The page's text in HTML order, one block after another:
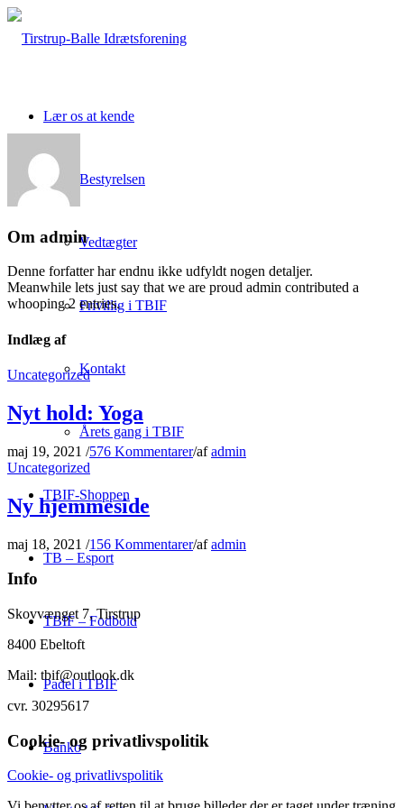
Lær os at kende
Bestyrelsen
Vedtægter
Frivillig i TBIF
Kontakt
Årets gang i TBIF
TBIF-Shoppen
TB – Esport
TBIF – Fodbold
Padel i TBIF
Banko
Om admin
Denne forfatter har endnu ikke udfyldt nogen detaljer.
Meanwhile lets just say that we are proud admin contributed a
whooping 2 entries.
Indlæg af
Uncategorized
Nyt hold: Yoga
maj 19, 2021 /576 Kommentarer/afadmin
Uncategorized
Ny hjemmeside
maj 18, 2021 /156 Kommentarer/afadmin
Info
Skovvænget 7, Tirstrup
8400 Ebeltoft
Mail: tbif@outlook.dk
cvr. 30295617
Cookie- og privatlivspolitik
Cookie- og privatlivspolitik